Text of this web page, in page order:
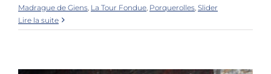
Madrague de Giens La Tour Fondue Porquerolles Slider
Lire la suite